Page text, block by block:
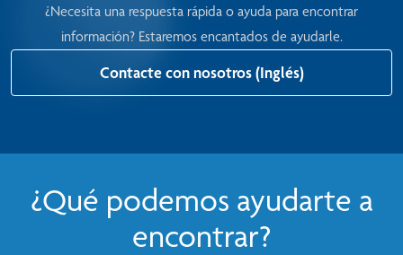
¿Necesita una respuesta rápida o ayuda para encontrar
información? Estaremos encantados de ayudarle.
Contacte con nosotros (Inglés)
¿Qué podemos ayudarte a
encontrar?